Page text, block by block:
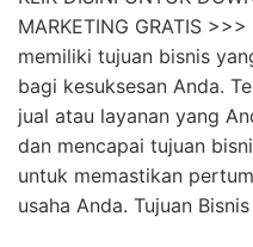
MARKETING GRATIS
memiliki tujuan bisnis
bagi kesuksesan Anda.
jual atau layanan yang
dan mencapai tujuan
untuk memastikan
usaha Anda. Tujuan